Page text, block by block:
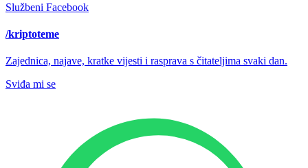
Službeni Facebook
/kriptoteme
Zajednica, najave, kratke vijesti i rasprava s čitateljima svaki dan.
Sviđa mi se